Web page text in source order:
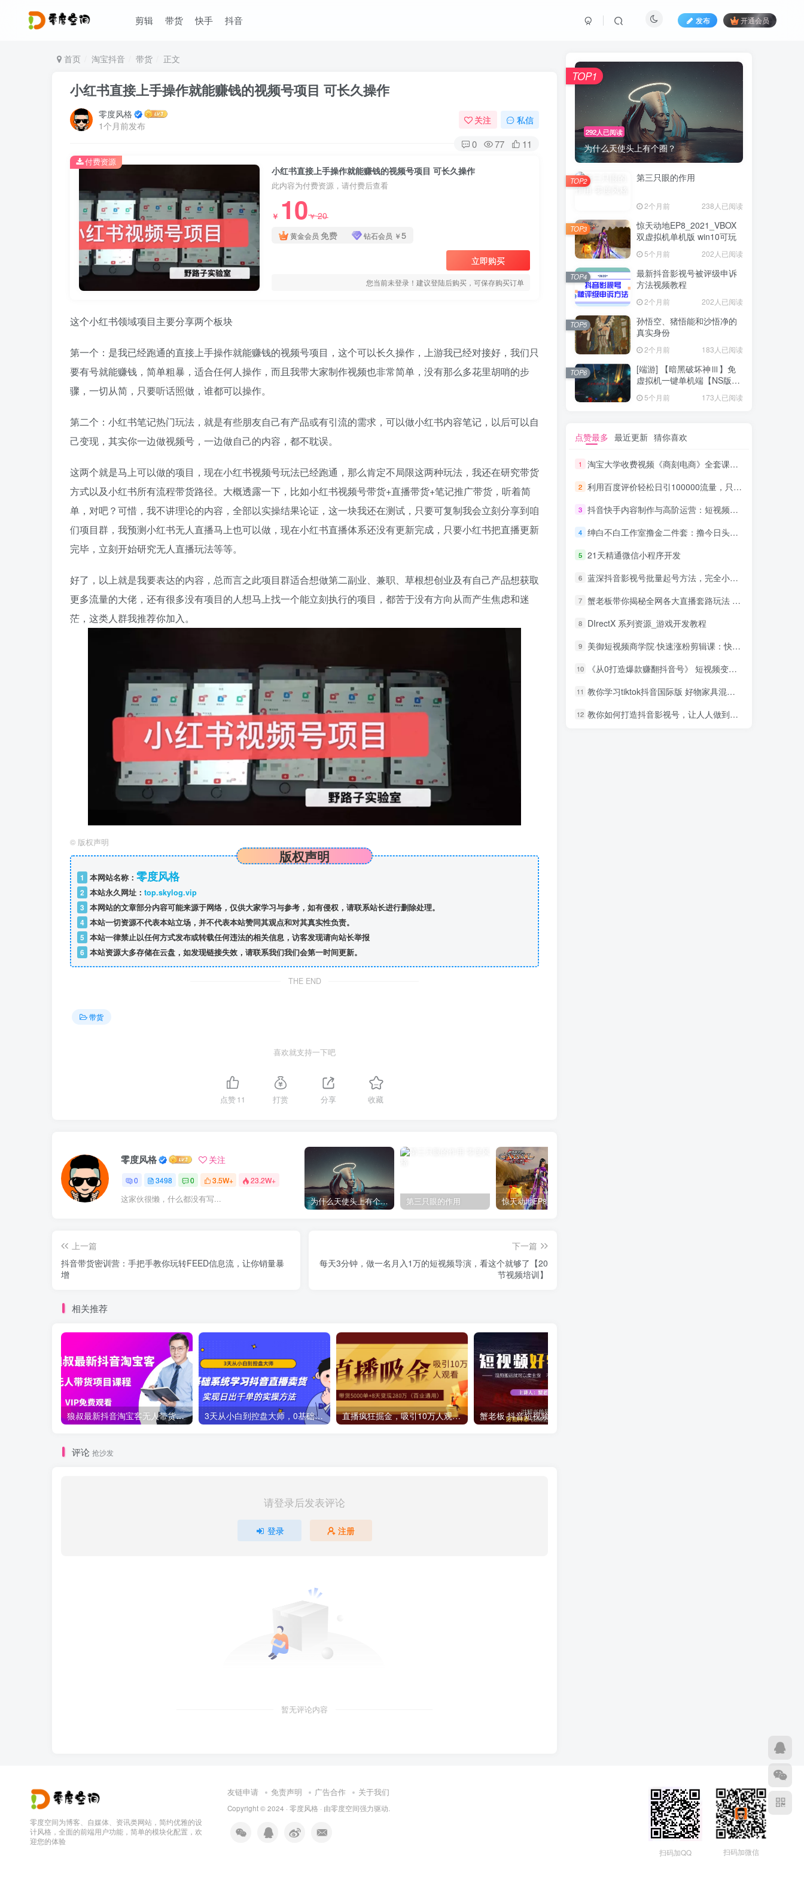
剪辑 带货 快手 抖音 发布 开通会员
首页 淘宝抖音 带货 正文
小红书直接上手操作就能赚钱的视频号项目 可长久操作
零度风格
1个月前发布
关注 私信
0 77 11
小红书直接上手操作就能赚钱的视频号项目 可长久操作
此内容为付费资源，请付费后查看
￥ 10￥20
黄金会员 免费 钻石会员 ￥5
立即购买
您当前未登录！建议登陆后购买，可保存购买订单
付费资源
这个小红书领域项目主要分享两个板块
第一个：是我已经跑通的直接上手操作就能赚钱的视频号项目，这个可以长久操作，上游我已经对接好，我们只
要有号就能赚钱，简单粗暴，适合任何人操作，而且我带大家制作视频也非常简单，没有那么多花里胡哨的步
骤，一切从简，只要听话照做，谁都可以操作。
第二个：小红书笔记热门玩法，就是有些朋友自己有产品或有引流的需求，可以做小红书内容笔记，以后可以自
己变现，其实你一边做视频号，一边做自己的内容，都不耽误。
这两个就是马上可以做的项目，现在小红书视频号玩法已经跑通，那么肯定不局限这两种玩法，我还在研究带货
方式以及小红书所有流程带货路径。大概透露一下，比如小红书视频号带货+直播带货+笔记推广带货，听着简
单，对吧？可惜，我不讲理论的内容，全部以实操结果论证，这一块我还在测试，只要可复制我会立刻分享到咱
们项目群，我预测小红书无人直播马上也可以做，现在小红书直播体系还没有更新完成，只要小红书把直播更新
完毕，立刻开始研究无人直播玩法等等。
好了，以上就是我要表达的内容，总而言之此项目群适合想做第二副业、兼职、草根想创业及有自己产品想获取
更多流量的大佬，还有很多没有项目的人想马上找一个能立刻执行的项目，都苦于没有方向从而产生焦虑和迷
茫，这类人群我推荐你加入。
© 版权声明
版权声明
1 本网站名称： 零度风格
2 本站永久网址： top.skylog.vip
3 本网站的文章部分内容可能来源于网络，仅供大家学习与参考，如有侵权，请联系站长进行删除处理。
4 本站一切资源不代表本站立场，并不代表本站赞同其观点和对其真实性负责。
5 本站一律禁止以任何方式发布或转载任何违法的相关信息，访客发现请向站长举报
6 本站资源大多存储在云盘，如发现链接失效，请联系我们我们会第一时间更新。
THE END
带货
喜欢就支持一下吧
点赞11 打赏 分享 收藏
零度风格 关注
0 3498 0 3.5W+ 23.2W+
这家伙很懒，什么都没有写... 为什么天使头上有个圈？ 第三只眼的作用
上一篇
抖音带货密训营：手把手教你玩转FEED信息流，让你销量暴
增
下一篇
每天3分钟，做一名月入1万的短视频导演，看这个就够了【20
节视频培训】
相关推荐
狼叔最新抖音淘宝客无人带货项目课程 3天从小白到控盘大师，0基础系统学习抖音直播卖货 实现日出千单的实操方法 直播疯狂掘金，吸引10万人观看，带货5000单+8天变现280万（百业通用）
评论 抢沙发
请登录后发表评论
登录 注册
暂无评论内容
292人已阅读
为什么天使头上有个圈？
TOP1
第三只眼的作用
2个月前 238人已阅读
TOP2
惊天动地EP8_2021_VBOX
双虚拟机单机版 win10可玩
5个月前 202人已阅读
TOP3
最新抖音影视号被评级申诉
方法视频教程
2个月前 202人已阅读
TOP4
孙悟空、猪悟能和沙悟净的
真实身份
2个月前 183人已阅读
TOP5
[端游] 【暗黑破坏神Ⅲ】免
虚拟机一键单机端【NS版
5个月前 173人已阅读
TOP6
点赞最多 最近更新 猜你喜欢
1 淘宝大学收费视频《商刻电商》全套课程（共16节）_电商运营教程
2 利用百度评价轻松日引100000流量，只要你是执行力强的人，日赚1000元完全没问_网赚教程
3 抖音快手内容制作与高阶运营：短视频涨粉+变现实战训练营
4 绅白不白工作室撸金二件套：撸今日头条原创收益+小红书一单利润40块项目
5 21天精通微信小程序开发
6 蓝深抖音影视号批量起号方法，完全小白带货变现，实操剪辑影视玩法（附软件）
7 蟹老板带你揭秘全网各大直播套路玩法 以及直播带货7大爆单玩法
8 DIrectX 系列资源_游戏开发教程
9 美御短视频商学院·快速涨粉剪辑课：快速突破涨粉1000的技巧，开启橱窗带货
10 《从0打造爆款赚翻抖音号》 短视频变现68个实操秘诀
11 教你学习tiktok抖音国际版 好物家具混剪【视频教程】
12 教你如何打造抖音影视号，让人人做到月入3万！（视频课程）
零度空间为博客、自媒体、资讯类网站，简约优雅的设
计风格，全面的前端用户功能，简单的模块化配置，欢
迎您的体验
友链申请 免责声明 广告合作 关于我们
Copyright © 2024 · 零度风格 · 由零度空间强力驱动.
扫码加QQ 扫码加微信